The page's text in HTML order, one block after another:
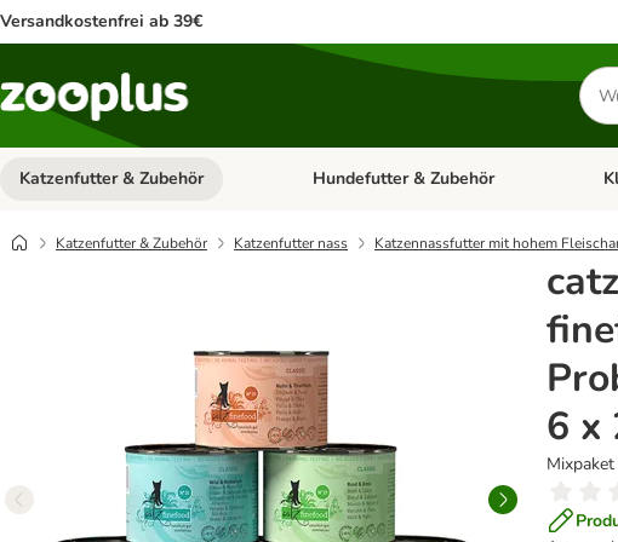
Versandkostenfrei ab 39€
Katzenfutter & Zubehör Kategorie-Menü öffnen: Katzenfutter &
Hundefutter & Zubehör
Katzenfutter & Zubehör Katzenfutter nass Katzennassfutter mit hohem
catz
6 x